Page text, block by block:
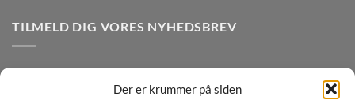
Der er krummer på siden
TILMELD DIG VORES NYHEDSBREV